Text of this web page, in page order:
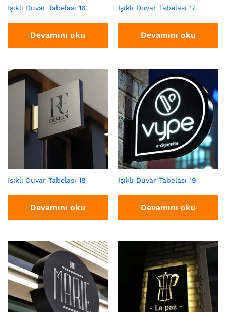
Işıklı Duvar Tabelası 16
Devamını oku
Işıklı Duvar Tabelası 17
Devamını oku
Işıklı Duvar Tabelası 18
Devamını oku
Işıklı Duvar Tabelası 19
Devamını oku